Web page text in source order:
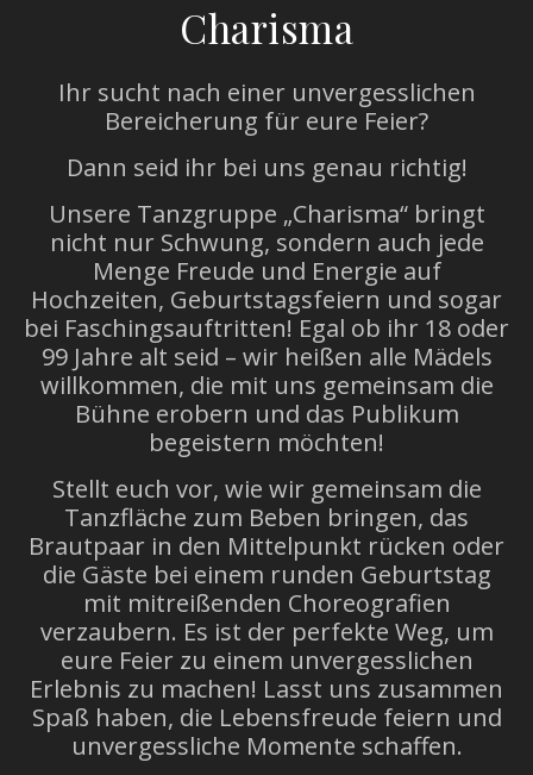
Charisma
Ihr sucht nach einer unvergesslichen
Bereicherung für eure Feier?
Dann seid ihr bei uns genau richtig!
Unsere Tanzgruppe „Charisma“ bringt
nicht nur Schwung, sondern auch jede
Menge Freude und Energie auf
Hochzeiten, Geburtstagsfeiern und sogar
bei Faschingsauftritten! Egal ob ihr 18 oder
99 Jahre alt seid – wir heißen alle Mädels
willkommen, die mit uns gemeinsam die
Bühne erobern und das Publikum
begeistern möchten!
Stellt euch vor, wie wir gemeinsam die
Tanzfläche zum Beben bringen, das
Brautpaar in den Mittelpunkt rücken oder
die Gäste bei einem runden Geburtstag
mit mitreißenden Choreografien
verzaubern. Es ist der perfekte Weg, um
eure Feier zu einem unvergesslichen
Erlebnis zu machen! Lasst uns zusammen
Spaß haben, die Lebensfreude feiern und
unvergessliche Momente schaffen.